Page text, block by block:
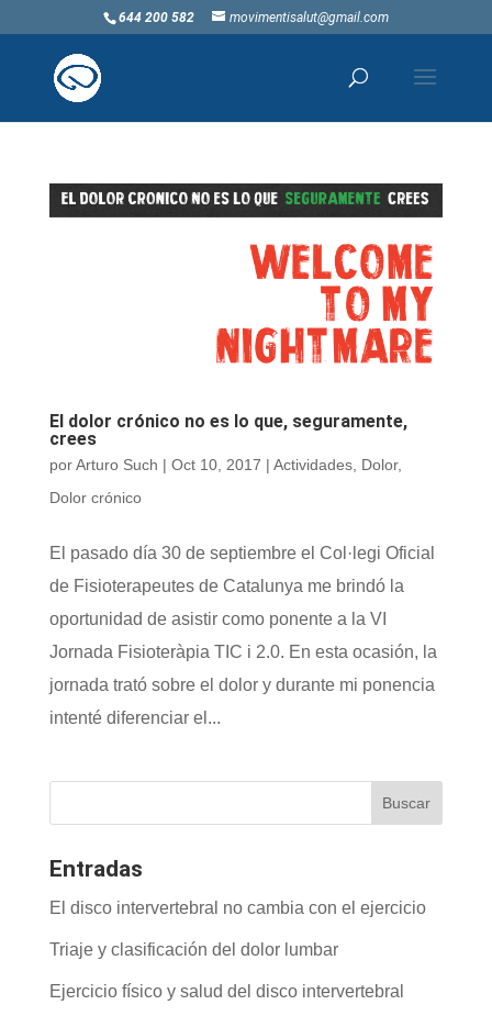
644 200 582 movimentisalut@gmail.com
El dolor crónico no es lo que, seguramente,
crees
porArturo Such | Oct 10, 2017 | Actividades, Dolor,
Dolor crónico
El pasado día 30 de septiembre el Col·legi Oficial
de Fisioterapeutes de Catalunya me brindó la
oportunidad de asistir como ponente a la VI
Jornada Fisioteràpia TIC i 2.0. En esta ocasión, la
jornada trató sobre el dolor y durante mi ponencia
intenté diferenciar el...
Entradas
El disco intervertebral no cambia con el ejercicio
Triaje y clasificación del dolor lumbar
Ejercicio físico y salud del disco intervertebral